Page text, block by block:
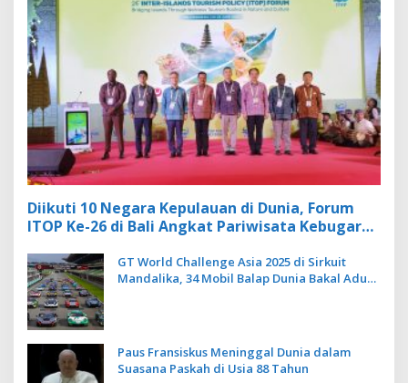
Diikuti 10 Negara Kepulauan di Dunia, Forum
ITOP Ke-26 di Bali Angkat Pariwisata Kebugaran
GT World Challenge Asia 2025 di Sirkuit
Mandalika, 34 Mobil Balap Dunia Bakal Adu
Paus Fransiskus Meninggal Dunia dalam
Suasana Paskah di Usia 88 Tahun